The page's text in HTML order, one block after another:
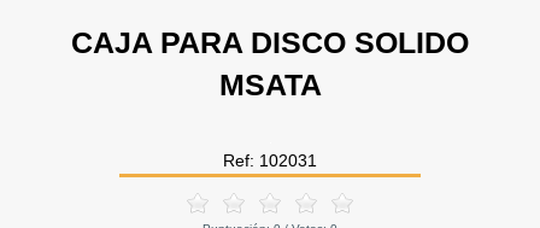
CAJA PARA DISCO SOLIDO
MSATA
Ref: 102031